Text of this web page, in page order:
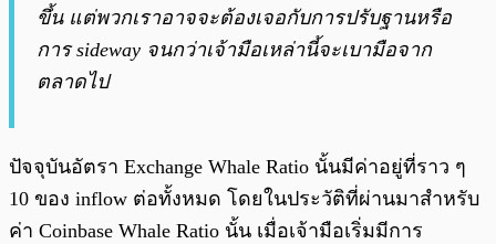
ขึ้น แต่พวกเราอาจจะต้องเจอกับการปรับฐานหรือ
การ sideway จนกว่าเจ้ามือเหล่านี้จะเบามือจาก
ตลาดไป
ปัจจุบันอัตรา Exchange Whale Ratio นั้นมีค่าอยู่ที่ราว ๆ
10 ของ inflow ต่อทั้งหมด โดยในประวัติที่ผ่านมาสำหรับ
ค่า Coinbase Whale Ratio นั้น เมื่อเจ้ามือเริ่มมีการ